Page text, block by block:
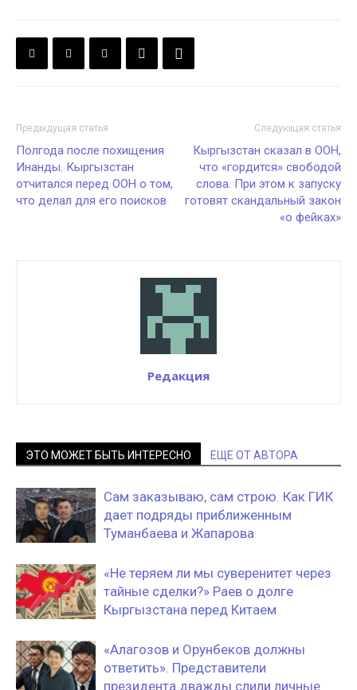
Предыдущая статья
Полгода после похищения
Инанды. Кыргызстан
отчитался перед ООН о том,
что делал для его поисков
Следующая статья
Кыргызстан сказал в ООН,
что «гордится» свободой
слова. При этом к запуску
готовят скандальный закон
«о фейках»
Редакция
ЭТО МОЖЕТ БЫТЬ ИНТЕРЕСНО ЕЩЕ ОТ АВТОРА
Сам заказываю, сам строю. Как ГИК
дает подряды приближенным
Туманбаева и Жапарова
«Не теряем ли мы суверенитет через
тайные сделки?» Раев о долге
Кыргызстана перед Китаем
«Алагозов и Орунбеков должны
ответить». Представители
президента дважды слили личные